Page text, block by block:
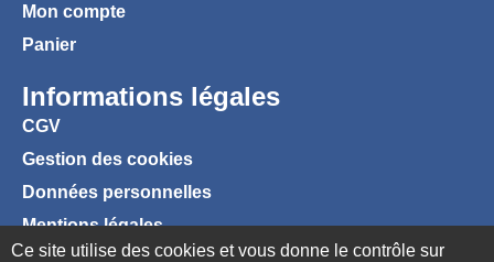
Mon compte
Panier
Informations légales
CGV
Gestion des cookies
Données personnelles
Mentions légales
Ce site utilise des cookies et vous donne le contrôle sur